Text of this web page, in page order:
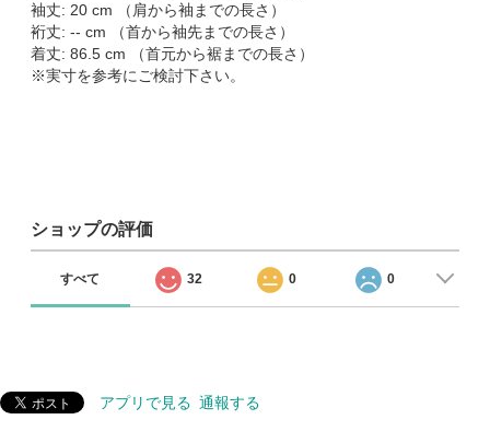
袖丈: 20 cm （肩から袖までの長さ）
裄丈: -- cm （首から袖先までの長さ）
着丈: 86.5 cm （首元から裾までの長さ）
※実寸を参考にご検討下さい。
ショップの評価
すべて 32 0 0
アプリで見る 通報する